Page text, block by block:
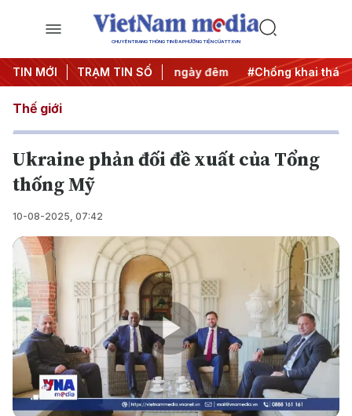
CHUYÊN TRANG THÔNG TIN ĐA PHƯƠNG TIỆN CỦA TTXVN
TIN MỚI TRẠM TIN SỐ
#Chiến dịch 500 ngày đêm #Chống khai thác IUU
Thế giới
Ukraine phản đối đề xuất của Tổng
thống Mỹ
10-08-2025, 07:42
Play